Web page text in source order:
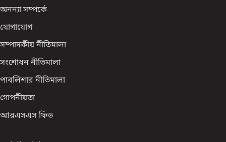
অনন্যা সম্পর্কে
যোগাযোগ
সম্পাদকীয় নীতিমালা
সংশোধন নীতিমালা
পাবলিশার নীতিমালা
গোপনীয়তা
আরএসএস ফিড